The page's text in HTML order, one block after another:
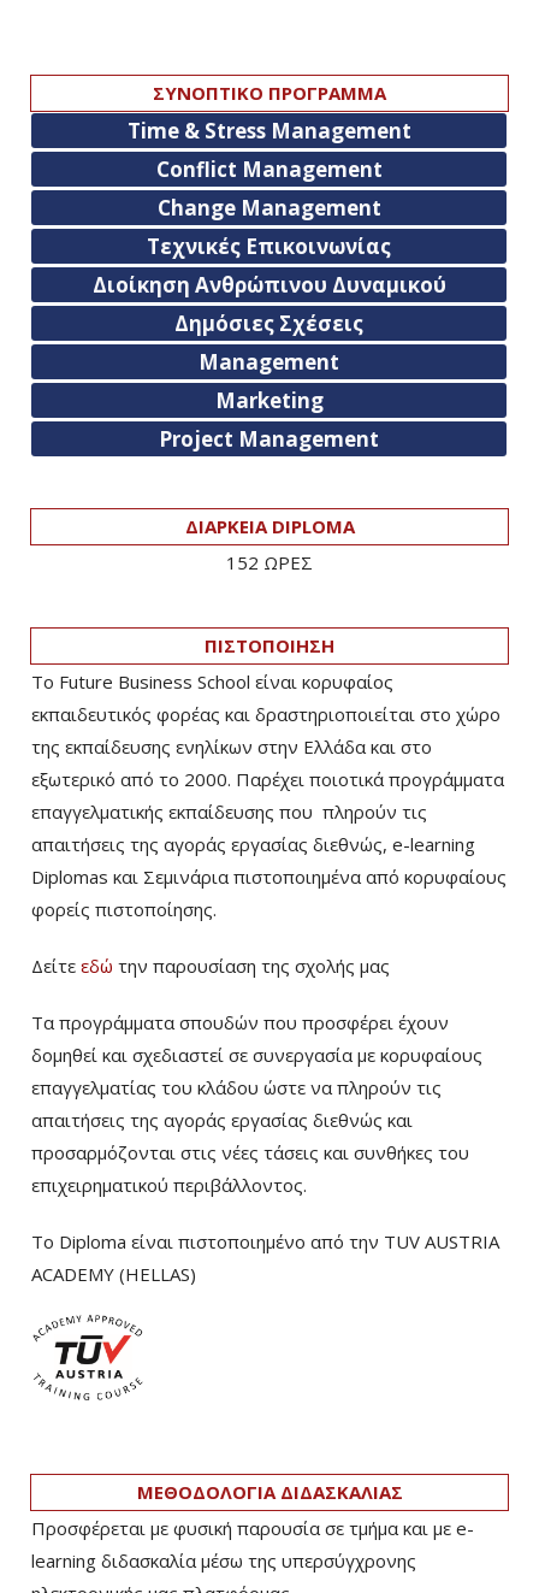
ΣΥΝΟΠΤΙΚΟ ΠΡΟΓΡΑΜΜΑ
Time & Stress Management
Conflict Management
Change Management
Τεχνικές Επικοινωνίας
Διοίκηση Ανθρώπινου Δυναμικού
Δημόσιες Σχέσεις
Management
Marketing
Project Management
ΔΙΑΡΚΕΙΑ DIPLOMA
152 ΩΡΕΣ
ΠΙΣΤΟΠΟΙΗΣΗ
Το Future Business School είναι κορυφαίος
εκπαιδευτικός φορέας και δραστηριοποιείται στο χώρο
της εκπαίδευσης ενηλίκων στην Ελλάδα και στο
εξωτερικό από το 2000. Παρέχει ποιοτικά προγράμματα
επαγγελματικής εκπαίδευσης που πληρούν τις
απαιτήσεις της αγοράς εργασίας διεθνώς, e-learning
Diplomas και Σεμινάρια πιστοποιημένα από κορυφαίους
φορείς πιστοποίησης.
Δείτε εδώ την παρουσίαση της σχολής μας
Τα προγράμματα σπουδών που προσφέρει έχουν
δομηθεί και σχεδιαστεί σε συνεργασία με κορυφαίους
επαγγελματίας του κλάδου ώστε να πληρούν τις
απαιτήσεις της αγοράς εργασίας διεθνώς και
προσαρμόζονται στις νέες τάσεις και συνθήκες του
επιχειρηματικού περιβάλλοντος.
Το Diploma είναι πιστοποιημένο από την TUV AUSTRIA
ACADEMY (HELLAS)­
ΜΕΘΟΔΟΛΟΓΙΑ ΔΙΔΑΣΚΑΛΙΑΣ
Προσφέρεται με φυσική παρουσία σε τμήμα και με e-
learning διδασκαλία μέσω της υπερσύγχρονης